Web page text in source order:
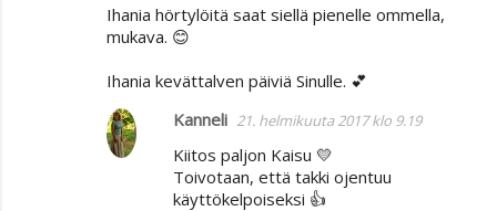
Ihania hörtylöitä saat siellä pienelle ommella,
mukava. 😊
Ihania kevättalven päiviä Sinulle. 💕
Kanneli 21. helmikuuta 2017 klo 9.19
Kiitos paljon Kaisu 💛
Toivotaan, että takki ojentuu
käyttökelpoiseksi 👍